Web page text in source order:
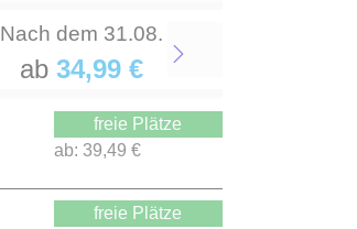
Nach dem 31.08.
ab 34,99 € Next
freie Plätze
ab: 39,49 €
freie Plätze